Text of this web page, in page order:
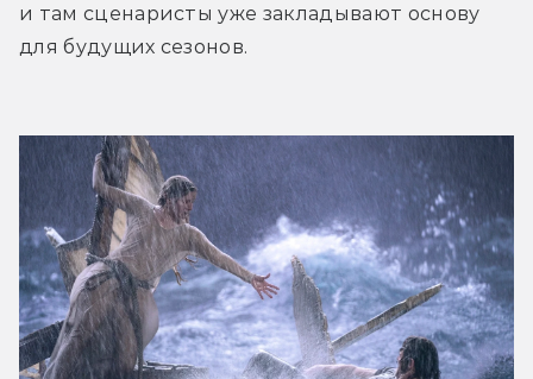
и там сценаристы уже закладывают основу
для будущих сезонов.